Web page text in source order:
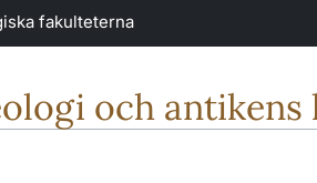
fakulteterna
och antikens